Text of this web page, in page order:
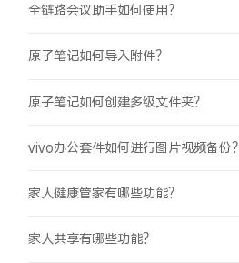
全链路会议助手如何使用？
原子笔记如何导入附件？
原子笔记如何创建多级文件夹？
vivo办公套件如何进行图片视频备份？
家人健康管家有哪些功能？
家人共享有哪些功能？